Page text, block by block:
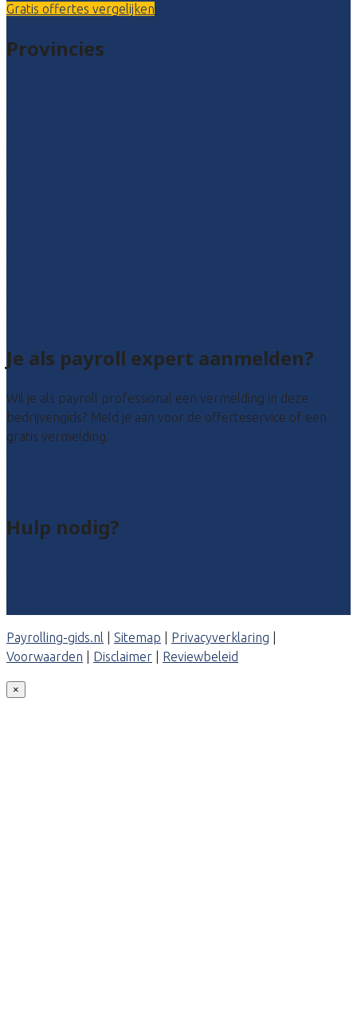
Gratis offertes vergelijken
Provincies
Je als payroll expert aanmelden?
Wil je als payroll professional een vermelding in deze
bedrijvengids? Meld je aan voor de offerteservice of een
gratis vermelding.
Hulp nodig?
Payrolling-gids.nl Sitemap Privacyverklaring
Voorwaarden
Disclaimer Reviewbeleid
×